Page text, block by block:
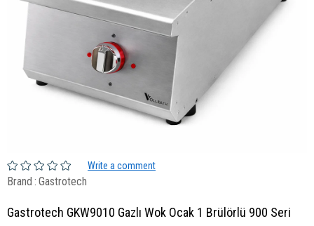
Write a comment
Brand : Gastrotech
Gastrotech GKW9010 Gazlı Wok Ocak 1 Brülörlü 900 Seri